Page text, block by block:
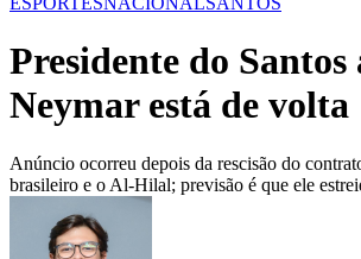
Presidente do
Neymar está de volta
Anúncio ocorreu depois da rescisão do
brasileiro e o Al-Hilal; previsão é que ele